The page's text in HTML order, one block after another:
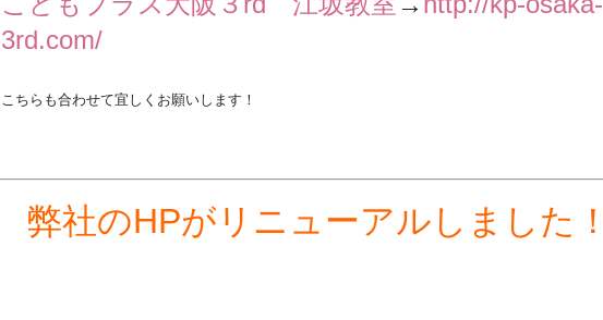
3rd.com/
こちらも合わせて宜しくお願いします！
弊社のHPがリニューアルしました！